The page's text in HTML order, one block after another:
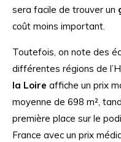
sera facile de trouver un
coût moins important.
Toutefois, on note des
différentes régions de
la Loire affiche un prix
moyenne de 698 m²,
première place sur le
France avec un prix